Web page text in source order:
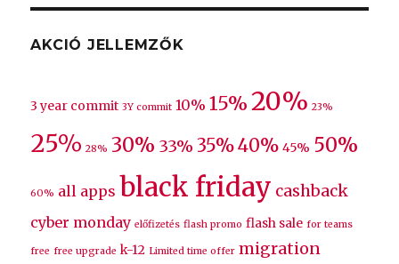
AKCIÓ JELLEMZŐK
3 year commit 3Y commit 10% 15% 20% 23%
25% 28% 30% 33% 35%40% 45% 50%
60% all apps black friday cashback
cyber monday előfizetés flash promo flash sale for teams
free free upgrade k-12 Limited time offer migration